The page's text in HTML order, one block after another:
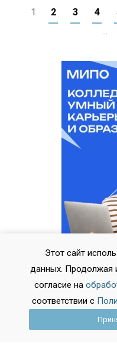
1 2 3 4
...
Этот сайт
данных. Продолжая
согласие на
соответствии с